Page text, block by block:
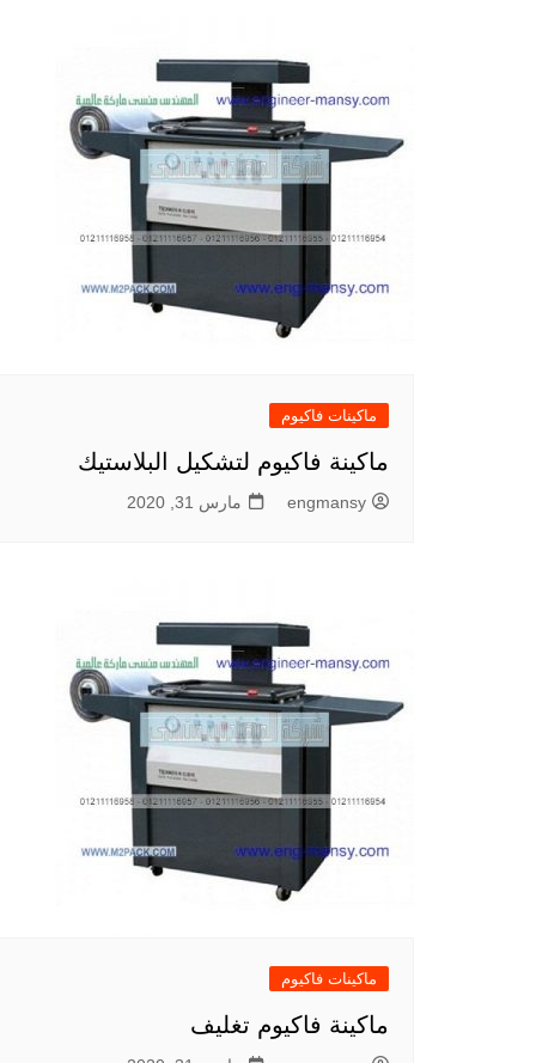
ماكينات فاكيوم
ماكينة فاكيوم لتشكيل البلاستيك
engmansy مارس 31, 2020
ماكينات فاكيوم
ماكينة فاكيوم تغليف